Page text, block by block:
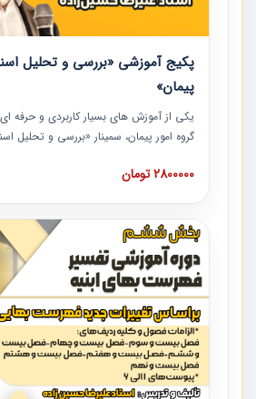
پکیج آموزشی «بررسی و تحلیل
پیمان»
یکی از آموزش‏‏‏‏‏‏ های بسیار کاربردی و حرفه‏
گروه امور پیمان، سمینار «بررسی و تحلیل
است که در دانشگاه صنعتی شریف ارائه
نکات کلیدی مربوط به اسناد و مدارک پیمان،
پیمان به همراه تجربیات عملی در این
2800000 تومان